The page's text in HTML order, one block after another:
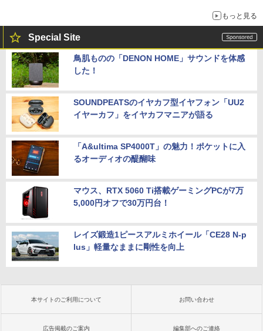
もっと見る
Special Site
鳥肌ものの「DENON HOME」サウンドを体感
した！
SOUNDPEATSのイヤカフ型イヤフォン「UU2
イヤーカフ」をイヤカフマニアが語る
「A&ultima SP4000T」の魅力！ポケットに入
るオーディオの醍醐味
マウス、RTX 5060 Ti搭載ゲーミングPCが7万
5,000円オフで30万円台！
レイズ鍛造1ピースアルミホイール「CE28 N-p
lus」軽量なままに剛性を向上
本サイトのご利用について お問い合わせ
広告掲載のご案内 編集部へのご連絡